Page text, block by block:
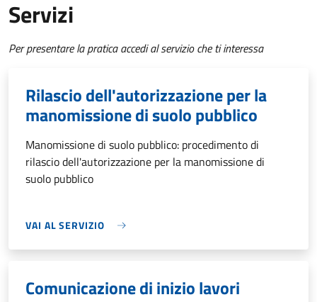
Servizi
Per presentare la pratica accedi al servizio che ti interessa
Rilascio dell'autorizzazione per la
manomissione di suolo pubblico
Manomissione di suolo pubblico: procedimento di
rilascio dell'autorizzazione per la manomissione di
suolo pubblico
VAI AL SERVIZIO
Comunicazione di inizio lavori